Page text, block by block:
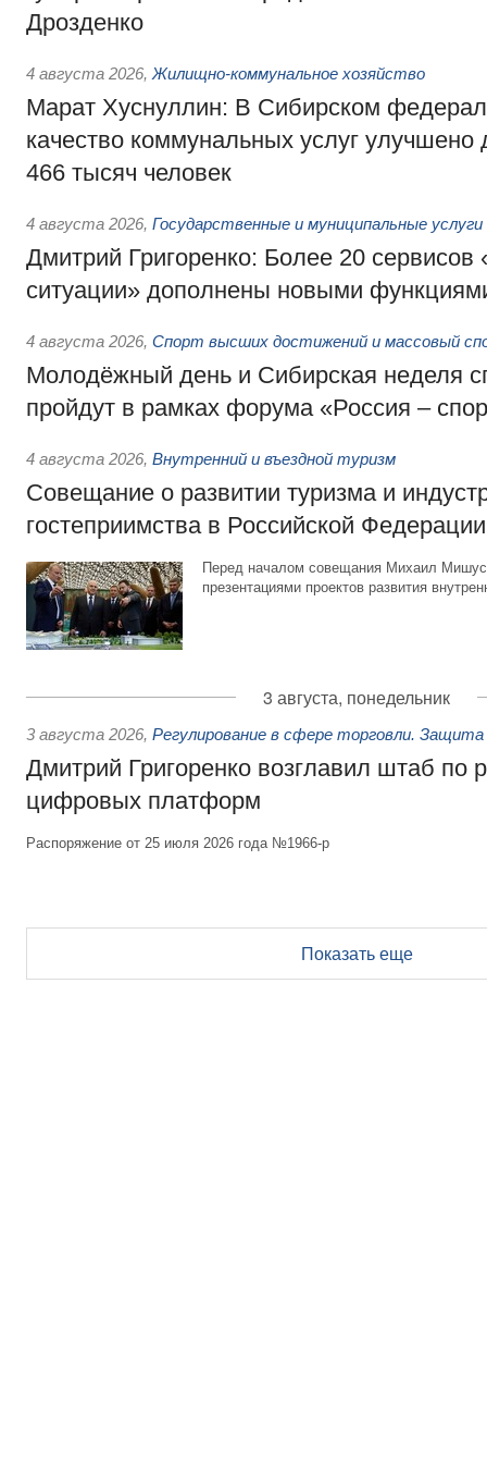
Дрозденко
4 августа 2026, Жилищно-коммунальное хозяйство
Марат Хуснуллин: В Сибирском
качество коммунальных услуг
466 тысяч человек
4 августа 2026, Государственные и муниципальные услуги
Дмитрий Григоренко: Более 20 сервисов
ситуации» дополнены новыми
4 августа 2026, Спорт высших достижений и массовый
Молодёжный день и Сибирская неделя
пройдут в рамках форума «Россия –
4 августа 2026, Внутренний и въездной туризм
Совещание о развитии туризма и
гостеприимства в Российской Федерации
Перед началом совещания Михаил
презентациями проектов развития
3 августа, понедельник
3 августа 2026, Регулирование в сфере торговли.
Дмитрий Григоренко возглавил штаб по
цифровых платформ
Распоряжение от 25 июля 2026 года №1966-р
Показать еще